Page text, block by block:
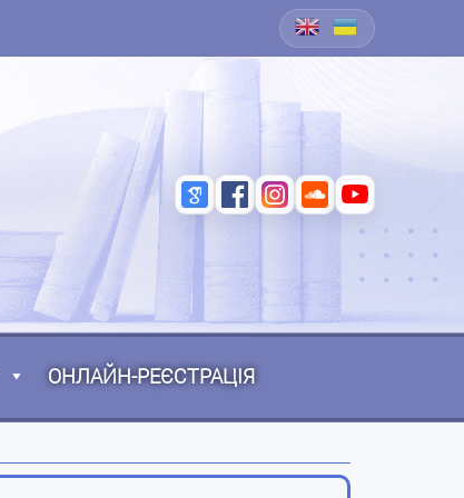
ОНЛАЙН-РЕЄСТРАЦІЯ